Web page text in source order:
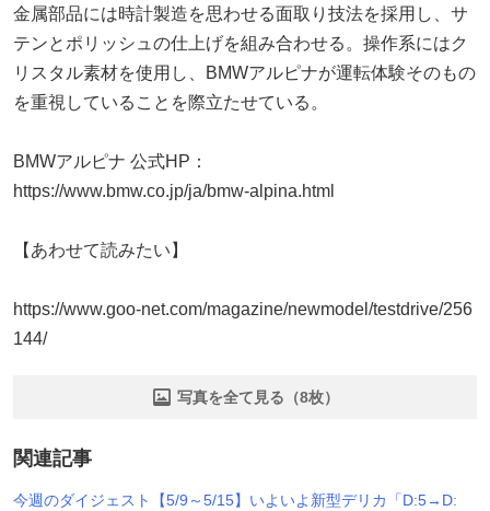
金属部品には時計製造を思わせる面取り技法を採用し、サ
テンとポリッシュの仕上げを組み合わせる。操作系にはク
リスタル素材を使用し、BMWアルピナが運転体験そのもの
を重視していることを際立たせている。
BMWアルピナ 公式HP：
https://www.bmw.co.jp/ja/bmw-alpina.html
【あわせて読みたい】
https://www.goo-net.com/magazine/newmodel/testdrive/256
144/
写真を全て見る（8枚）
関連記事
今週のダイジェスト【5/9～5/15】いよいよ新型デリカ「D:5→D: